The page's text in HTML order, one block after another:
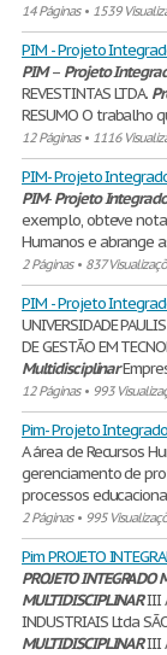
14 Páginas• 1539
PIM - Projeto
PIM– Projeto
REVESTINTAS LTDA.
RESUMO O trabalho
12 Páginas• 1116
PIM- Projeto
PIM-Projeto
exemplo, obteve nota
Humanos e abrange
2 Páginas• 837
PIM - Projeto
UNIVERSIDADE
DE GESTÃO EM
Multidisciplinar
12 Páginas• 993
Pim- Projeto
A área de Recursos
gerenciamento de
processos
2 Páginas• 995
Pim PROJETO
PROJETOINTEGRADO
MULTIDISCIPLINARIII
INDUSTRIAIS Ltda
MULTIDISCIPLINARIII